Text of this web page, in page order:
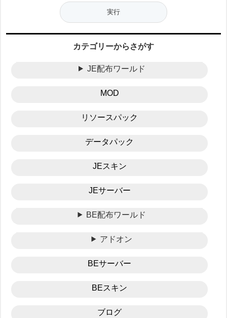
カテゴリーからさがす
JE配布ワールド
MOD
リソースパック
データパック
JEスキン
JEサーバー
BE配布ワールド
アドオン
BEサーバー
BEスキン
ブログ